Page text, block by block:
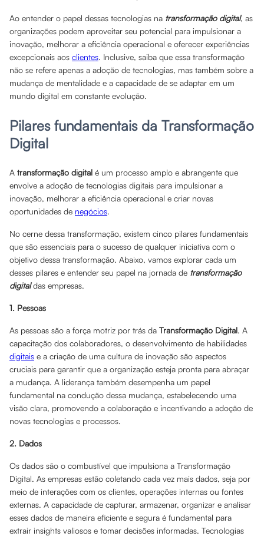
Ao entender o papel dessas tecnologias na transformação digital, as
organizações podem aproveitar seu potencial para impulsionar a
inovação, melhorar a eficiência operacional e oferecer experiências
excepcionais aos clientes. Inclusive, saiba que essa transformação
não se refere apenas a adoção de tecnologias, mas também sobre a
mudança de mentalidade e a capacidade de se adaptar em um
mundo digital em constante evolução.
Pilares fundamentais da Transformação
Digital
A transformação digital é um processo amplo e abrangente que
envolve a adoção de tecnologias digitais para impulsionar a
inovação, melhorar a eficiência operacional e criar novas
oportunidades de negócios.
No cerne dessa transformação, existem cinco pilares fundamentais
que são essenciais para o sucesso de qualquer iniciativa com o
objetivo dessa transformação. Abaixo, vamos explorar cada um
desses pilares e entender seu papel na jornada de transformação
digitaldas empresas.
1. Pessoas
As pessoas são a força motriz por trás da Transformação Digital. A
capacitação dos colaboradores, o desenvolvimento de habilidades
digitais e a criação de uma cultura de inovação são aspectos
cruciais para garantir que a organização esteja pronta para abraçar
a mudança. A liderança também desempenha um papel
fundamental na condução dessa mudança, estabelecendo uma
visão clara, promovendo a colaboração e incentivando a adoção de
novas tecnologias e processos.
2. Dados
Os dados são o combustível que impulsiona a Transformação
Digital. As empresas estão coletando cada vez mais dados, seja por
meio de interações com os clientes, operações internas ou fontes
externas. A capacidade de capturar, armazenar, organizar e analisar
esses dados de maneira eficiente e segura é fundamental para
extrair insights valiosos e tomar decisões informadas. Tecnologias